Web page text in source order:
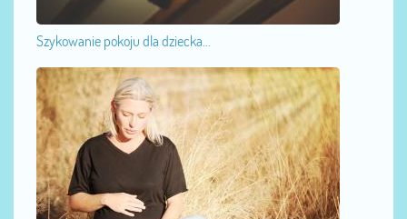
Szykowanie pokoju dla dziecka...